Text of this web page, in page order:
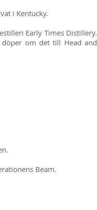
i Kentucky.
Early Times Distillery.
döper om det till Head and
Beam.